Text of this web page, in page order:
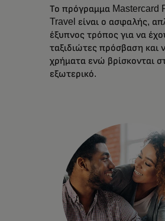
Το πρόγραμμα Mastercard
Travel είναι ο ασφαλής,
έξυπνος τρόπος για να
ταξιδιώτες πρόσβαση και
χρήματα ενώ βρίσκονται
εξωτερικό.